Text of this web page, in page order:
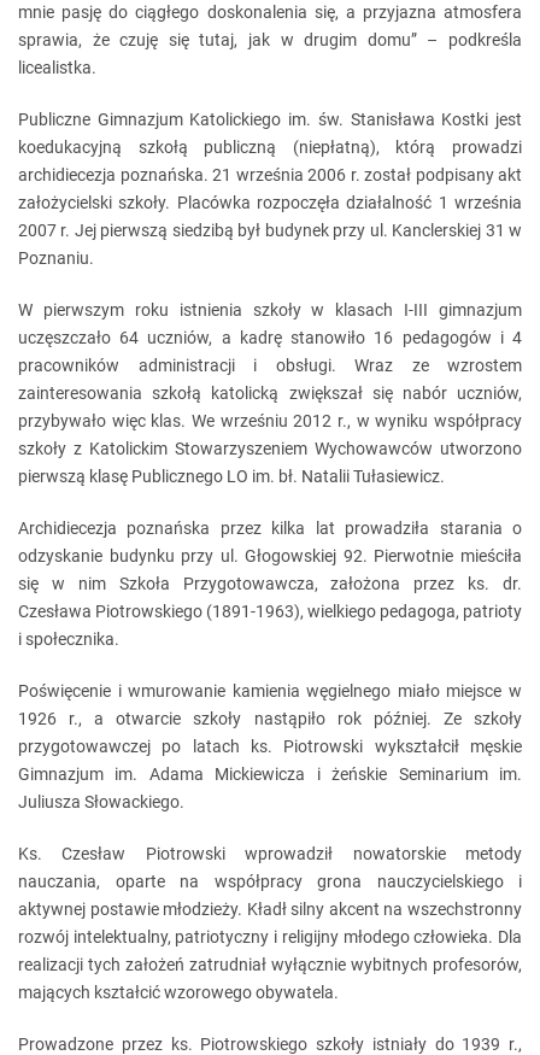
mnie pasję do ciągłego doskonalenia się, a przyjazna atmosfera
sprawia, że czuję się tutaj, jak w drugim domu” – podkreśla
licealistka.
Publiczne Gimnazjum Katolickiego im. św. Stanisława Kostki jest
koedukacyjną szkołą publiczną (niepłatną), którą prowadzi
archidiecezja poznańska. 21 września 2006 r. został podpisany akt
założycielski szkoły. Placówka rozpoczęła działalność 1 września
2007 r. Jej pierwszą siedzibą był budynek przy ul. Kanclerskiej 31 w
Poznaniu.
W pierwszym roku istnienia szkoły w klasach I-III gimnazjum
uczęszczało 64 uczniów, a kadrę stanowiło 16 pedagogów i 4
pracowników administracji i obsługi. Wraz ze wzrostem
zainteresowania szkołą katolicką zwiększał się nabór uczniów,
przybywało więc klas. We wrześniu 2012 r., w wyniku współpracy
szkoły z Katolickim Stowarzyszeniem Wychowawców utworzono
pierwszą klasę Publicznego LO im. bł. Natalii Tułasiewicz.
Archidiecezja poznańska przez kilka lat prowadziła starania o
odzyskanie budynku przy ul. Głogowskiej 92. Pierwotnie mieściła
się w nim Szkoła Przygotowawcza, założona przez ks. dr.
Czesława Piotrowskiego (1891-1963), wielkiego pedagoga, patrioty
i społecznika.
Poświęcenie i wmurowanie kamienia węgielnego miało miejsce w
1926 r., a otwarcie szkoły nastąpiło rok później. Ze szkoły
przygotowawczej po latach ks. Piotrowski wykształcił męskie
Gimnazjum im. Adama Mickiewicza i żeńskie Seminarium im.
Juliusza Słowackiego.
Ks. Czesław Piotrowski wprowadził nowatorskie metody
nauczania, oparte na współpracy grona nauczycielskiego i
aktywnej postawie młodzieży. Kładł silny akcent na wszechstronny
rozwój intelektualny, patriotyczny i religijny młodego człowieka. Dla
realizacji tych założeń zatrudniał wyłącznie wybitnych profesorów,
mających kształcić wzorowego obywatela.
Prowadzone przez ks. Piotrowskiego szkoły istniały do 1939 r.,